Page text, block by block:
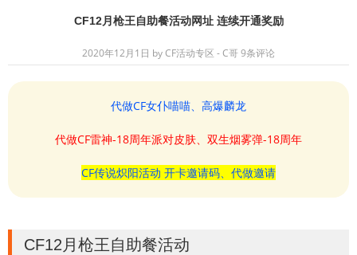
CF12月枪王自助餐活动网址 连续开通奖励
2020年12月1日 byCF活动专区 - C哥9条评论
代做CF女仆喵喵、高爆麟龙
代做CF雷神-18周年派对皮肤、双生烟雾弹-18周年
CF传说炽阳活动 开卡邀请码、代做邀请
CF12月枪王自助餐活动